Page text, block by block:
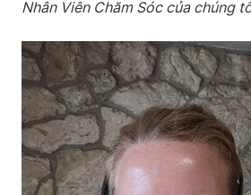
Nhân Viên Chăm Sóc của chúng